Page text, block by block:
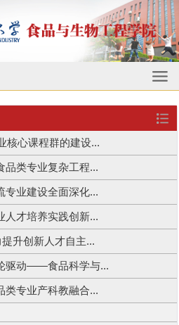
核心课程群的建设...
品类专业复杂工程...
专业建设全面深化...
人才培养实践创新...
升创新人才自主...
驱动——食品科学与...
类专业产科教融合...